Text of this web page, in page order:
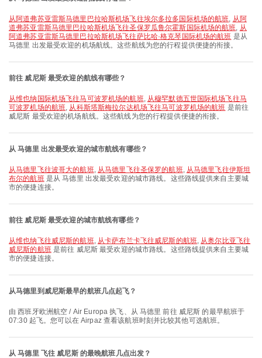
从阿道弗苏亚雷斯马德里巴拉哈斯机场飞往埃尔多拉多国际机场的航班, 从阿
道弗苏亚雷斯马德里巴拉哈斯机场飞往圣保罗瓜鲁尔霍斯国际机场的航班, 从
阿道弗苏亚雷斯马德里巴拉哈斯机场飞往萨比哈·格克琴国际机场的航班 是从
马德里 出发最受欢迎的机场航线。这些航线为您的行程提供便捷的衔接。
前往 威尼斯 最受欢迎的航线有哪些？
从维也纳国际机场飞往马可波罗机场的航班, 从穆罕默德五世国际机场飞往马
可波罗机场的航班, 从科斯塔斯梅拉尔达机场飞往马可波罗机场的航班 是前往
威尼斯 最受欢迎的机场航线。这些航线为您的行程提供便捷的衔接。
从 马德里 出发最受欢迎的城市航线有哪些？
从马德里飞往波哥大的航班, 从马德里飞往圣保罗的航班, 从马德里飞往伊斯坦
布尔的航班是从 马德里 出发最受欢迎的城市路线。这些路线提供来自主要城
市的便捷连接。
前往 威尼斯 最受欢迎的城市航线有哪些？
从维也纳飞往威尼斯的航班, 从卡萨布兰卡飞往威尼斯的航班, 从奥尔比亚飞往
威尼斯的航班是前往 威尼斯 最受欢迎的城市路线。这些路线提供来自主要城
市的便捷连接。
从马德里到威尼斯最早的航班几点起飞？
由 西班牙欧洲航空 / Air Europa 执飞、从 马德里 前往 威尼斯 的最早航班于
07:30 起飞。您可以在 Airpaz 查看该航班时刻并比较其他可选航班。
从 马德里 飞往 威尼斯 的最晚航班几点出发？